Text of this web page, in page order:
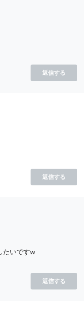
返信する
返信する
たいですw
返信する